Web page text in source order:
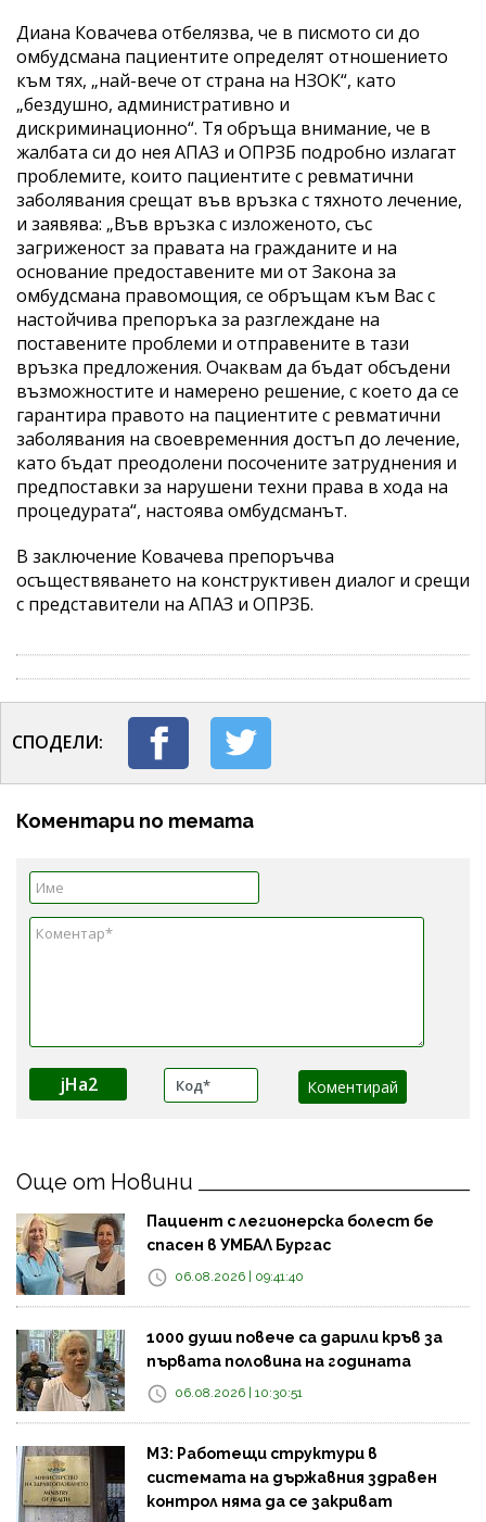
Диана Ковачева отбелязва, че в писмото си до
омбудсмана пациентите определят отношението
към тях, „най-вече от страна на НЗОК“, като
„бездушно, административно и
дискриминационно“. Тя обръща внимание, че в
жалбата си до нея АПАЗ и ОПРЗБ подробно излагат
проблемите, които пациентите с ревматични
заболявания срещат във връзка с тяхното лечение,
и заявява: „Във връзка с изложеното, със
загриженост за правата на гражданите и на
основание предоставените ми от Закона за
омбудсмана правомощия, се обръщам към Вас с
настойчива препоръка за разглеждане на
поставените проблеми и отправените в тази
връзка предложения. Очаквам да бъдат обсъдени
възможностите и намерено решение, с което да се
гарантира правото на пациентите с ревматични
заболявания на своевременния достъп до лечение,
като бъдат преодолени посочените затруднения и
предпоставки за нарушени техни права в хода на
процедурата“, настоява омбудсманът.
В заключение Ковачева препоръчва
осъществяването на конструктивен диалог и срещи
с представители на АПАЗ и ОПРЗБ.
СПОДЕЛИ:
Коментари по темата
jHa2
Още от Новини
Пациент с легионерска болест бе
спасен в УМБАЛ Бургас
06.08.2026 | 09:41:40
1000 души повече са дарили кръв за
първата половина на годината
06.08.2026 | 10:30:51
МЗ: Работещи структури в
системата на държавния здравен
контрол няма да се закриват